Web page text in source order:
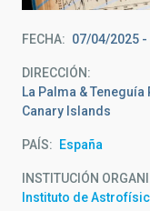
FECHA 07/04/2025 -
DIRECCIÓN
La Palma &
Canary Islands
PAÍS España
INSTITUCIÓN
Instituto de